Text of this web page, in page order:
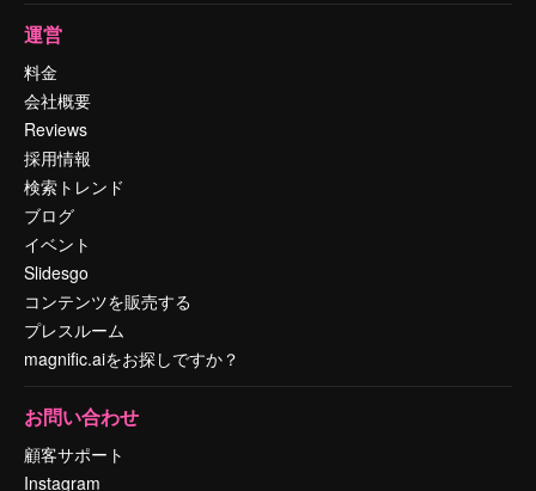
運営
料金
会社概要
Reviews
採用情報
検索トレンド
ブログ
イベント
Slidesgo
コンテンツを販売する
プレスルーム
magnific.aiをお探しですか？
お問い合わせ
顧客サポート
Instagram